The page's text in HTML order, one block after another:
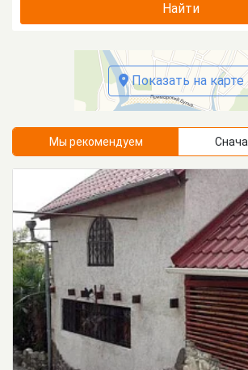
Найти
Показать на карте
Мы рекомендуем